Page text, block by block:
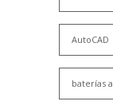
AutoCAD
baterías